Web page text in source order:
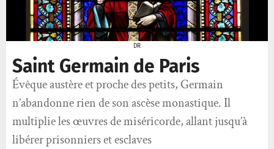
DR
Saint Germain de Paris
Évêque austère et proche des petits, Germain
n’abandonne rien de son ascèse monastique. Il
multiplie les œuvres de miséricorde, allant jusqu’à
libérer prisonniers et esclaves